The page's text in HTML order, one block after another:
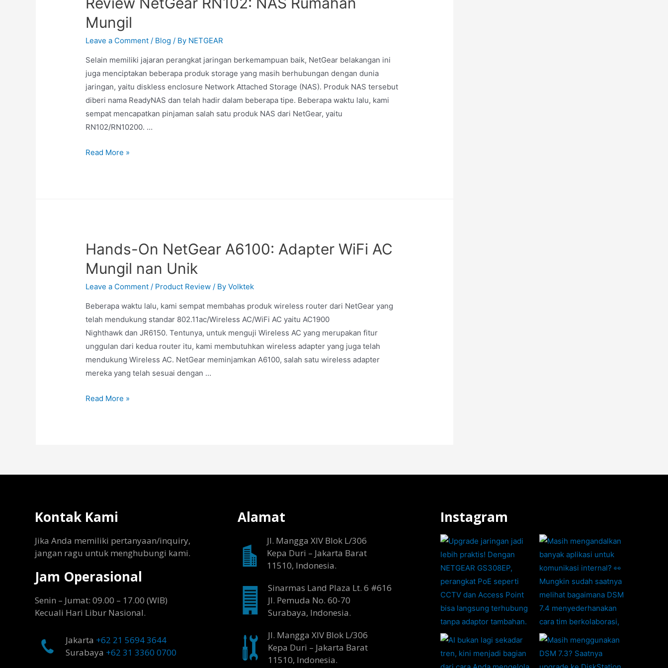
Mungil
Leave a Comment / Blog / By NETGEAR
Selain memiliki jajaran perangkat jaringan berkemampuan baik, NetGear belakangan ini
juga menciptakan beberapa produk storage yang masih berhubungan dengan dunia
jaringan, yaitu diskless enclosure Network Attached Storage (NAS). Produk NAS tersebut
diberi nama ReadyNAS dan telah hadir dalam beberapa tipe. Beberapa waktu lalu, kami
sempat mencapatkan pinjaman salah satu produk NAS dari NetGear, yaitu
RN102/RN10200. …
Read More »
Hands-On NetGear A6100: Adapter WiFi AC
Mungil nan Unik
Leave a Comment / Product Review / ByVolktek
Beberapa waktu lalu, kami sempat membahas produk wireless router dari NetGear yang
telah mendukung standar 802.11ac/Wireless AC/WiFi AC yaitu AC1900
Nighthawk dan JR6150. Tentunya, untuk menguji Wireless AC yang merupakan fitur
unggulan dari kedua router itu, kami membutuhkan wireless adapter yang juga telah
mendukung Wireless AC. NetGear meminjamkan A6100, salah satu wireless adapter
mereka yang telah sesuai dengan …
Read More »
Kontak Kami
Jika Anda memiliki pertanyaan/inquiry,
jangan ragu untuk menghubungi kami.
Jam Operasional
Senin – Jumat: 09.00 – 17.00 (WIB)
Kecuali Hari Libur Nasional.
Jakarta +62 21 5694 3644
Surabaya +62 31 3360 0700
Alamat
Jl. Mangga XIV Blok L/306
Kepa Duri – Jakarta Barat
11510, Indonesia.
Sinarmas Land Plaza Lt. 6 #616
Jl. Pemuda No. 60-70
Surabaya, Indonesia.
Jl. Mangga XIV Blok L/306
Kepa Duri – Jakarta Barat
11510, Indonesia.
Instagram